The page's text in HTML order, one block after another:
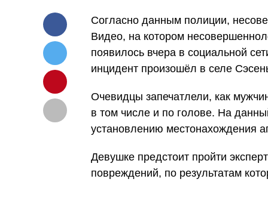
Согласно данным полиции,
Видео, на котором
появилось вчера в социальной
инцидент произошёл в селе
Очевидцы запечатлели, как
в том числе и по голове. На
установлению местонахождения
Девушке предстоит пройти
повреждений, по результатам